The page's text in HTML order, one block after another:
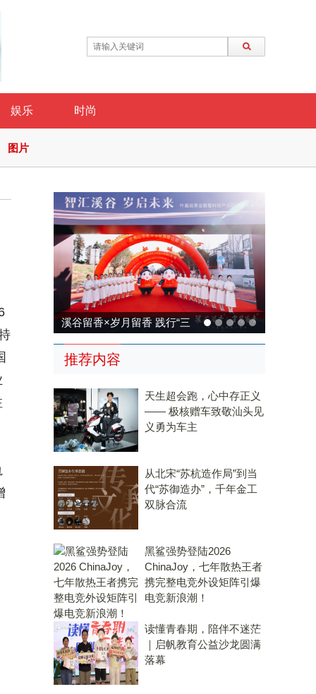
娱乐 时尚
图片
溪谷留香×岁月留香 践行“三
茶统筹”，传承传统，科技兴
推荐内容
天生超会跑，心中存正义
—— 极核赠车致敬汕头见
义勇为车主
从北宋“苏杭造作局”到当
代“苏御造办”，千年金工
双脉合流
黑鲨强势登陆2026
ChinaJoy，七年散热王者
携完整电竞外设矩阵引爆
电竞新浪潮！
读懂青春期，陪伴不迷茫
｜启帆教育公益沙龙圆满
落幕